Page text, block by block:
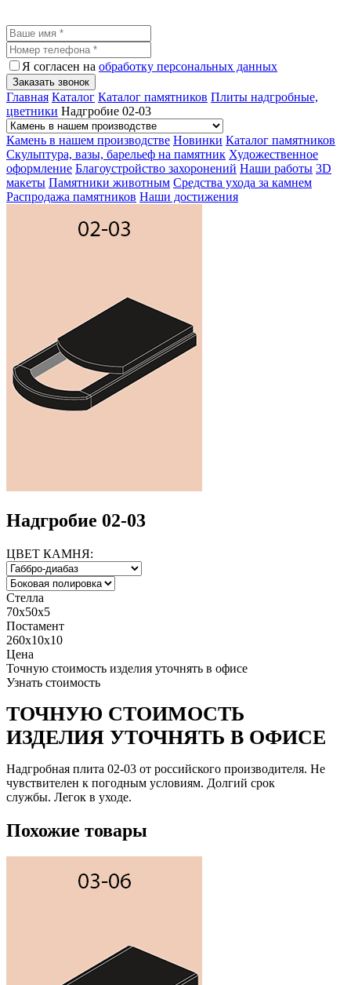
Я согласен на обработку персональных данных
Заказать звонок
Главная Каталог Каталог памятников Плиты надгробные,
цветники Надгробие 02-03
Камень в нашем производстве Новинки Каталог памятников
Скульптура, вазы, барельеф на памятник Художественное
оформление Благоустройство захоронений Наши работы 3D
макеты Памятники животным Средства ухода за камнем
Распродажа памятников Наши достижения
Надгробие 02-03
ЦВЕТ КАМНЯ:
Стелла
70х50х5
Постамент
260x10x10
Цена
Точную стоимость изделия уточнять в офисе
Узнать стоимость
ТОЧНУЮ СТОИМОСТЬ
ИЗДЕЛИЯ УТОЧНЯТЬ В ОФИСЕ
Надгробная плита 02-03 от российского производителя. Не
чувствителен к погодным условиям. Долгий срок
службы. Легок в уходе.
Похожие товары